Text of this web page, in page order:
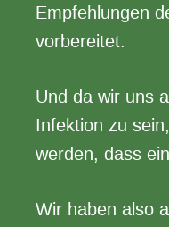
Empfehlungen
vorbereitet.
Und da wir uns
Infektion zu
werden, dass
Wir haben also